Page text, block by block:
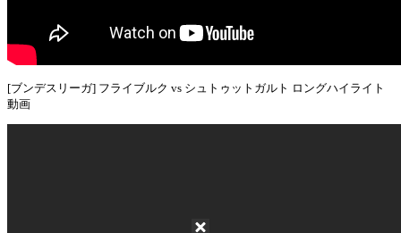
[ブンデスリーガ] フライブルク vs シュトゥットガルト ロングハイライト
動画